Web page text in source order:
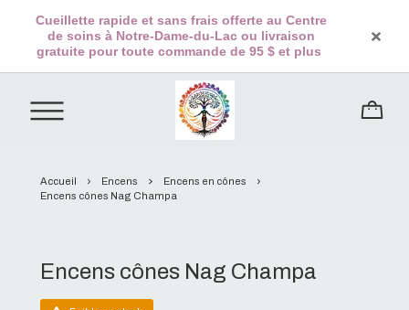
Cueillette rapide et sans frais offerte au Centre
de soins à Notre-Dame-du-Lac ou livraison
gratuite pour toute commande de 95 $ et plus
Accueil Encens
Encens en cônes
Encens cônes Nag Champa
Encens cônes Nag Champa